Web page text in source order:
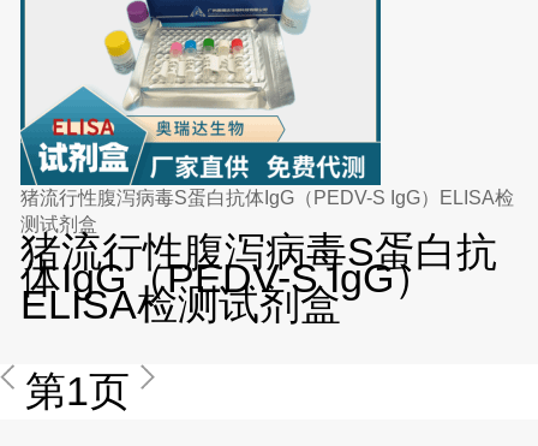
猪流行性腹泻病毒S蛋白抗体IgG（PEDV-S IgG）ELISA检
测试剂盒
猪流行性腹泻病毒S蛋白抗
体IgG（PEDV-S IgG）
ELISA检测试剂盒
第1页